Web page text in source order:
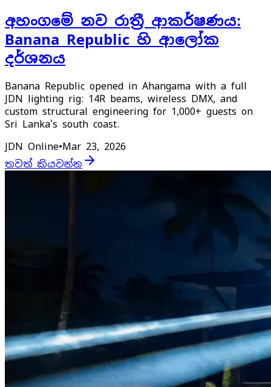
අහංගමේ නව රාත්‍රී ආකර්ෂණය:
Banana Republic හි ආලෝක
දර්ශනය
Banana Republic opened in Ahangama with a full
JDN lighting rig: 14R beams, wireless DMX, and
custom structural engineering for 1,000+ guests on
Sri Lanka's south coast.
JDN Online•Mar 23, 2026
තවත් කියවන්න